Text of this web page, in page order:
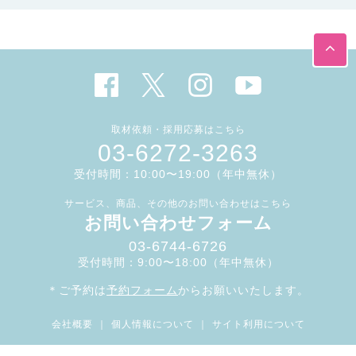
取材依頼・採用応募はこちら
03-6272-3263
受付時間：10:00〜19:00（年中無休）
サービス、商品、その他のお問い合わせはこちら
お問い合わせフォーム
03-6744-6726
受付時間：9:00〜18:00（年中無休）
＊ご予約は予約フォーム からお願いいたします。
会社概要 ｜ 個人情報について ｜ サイト利用について